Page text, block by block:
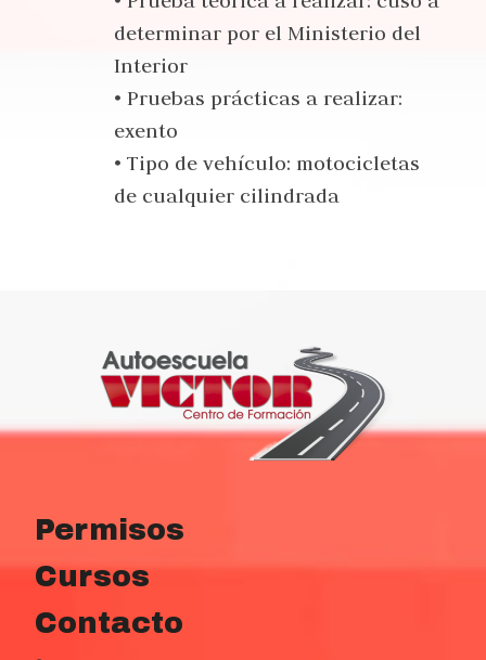
determinar por el Ministerio del
Interior
• Pruebas prácticas a realizar:
exento
• Tipo de vehículo: motocicletas
de cualquier cilindrada
Permisos
Cursos
Contacto